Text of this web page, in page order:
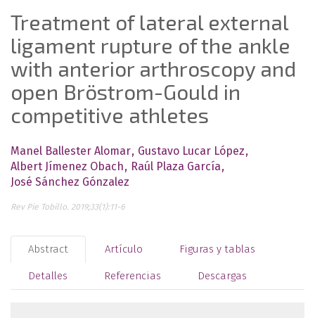
Treatment of lateral external
ligament rupture of the ankle
with anterior arthroscopy and
open Bröstrom-Gould in
competitive athletes
Manel Ballester Alomar Gustavo Lucar López
Albert Jímenez Obach
Raúl Plaza García
José Sánchez Gónzalez
Rev Pie Tobillo. 2019;33(1):11-6
Abstract Artículo Figuras y tablas
Detalles Referencias Descargas